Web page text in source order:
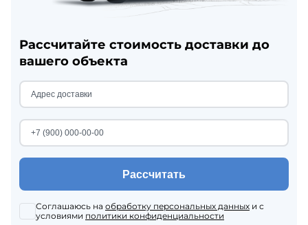
Рассчитайте стоимость доставки до
вашего объекта
Рассчитать
Соглашаюсь на обработку персональных данных и с
условиями политики конфиденциальности